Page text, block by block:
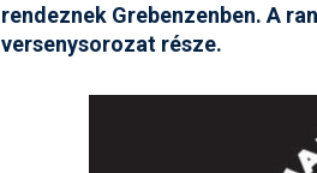
rendeznek Grebenzenben. A
versenysorozat része.